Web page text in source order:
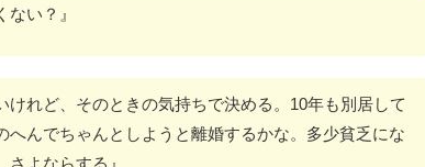
ない？』
けれど、そのときの気持ちで決める。10年も別居して
へんでちゃんとしようと離婚するかな。多少貧乏にな